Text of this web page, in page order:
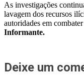
As investigações
lavagem dos recursos
autoridades em
Informante.
Deixe um